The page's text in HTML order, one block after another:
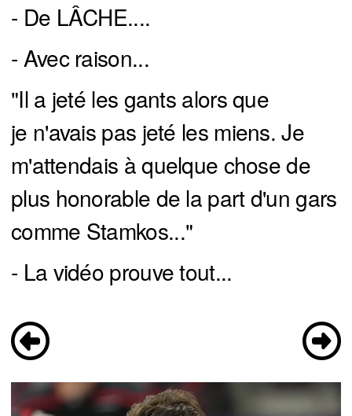
- De LÂCHE....
- Avec raison...
"Il a jeté les gants alors que
je n'avais pas jeté les miens. Je
m'attendais à quelque chose de
plus honorable de la part d'un gars
comme Stamkos..."
- La vidéo prouve tout...